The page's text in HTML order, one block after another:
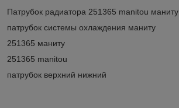
Патрубок радиатора 251365 manitou маниту
патрубок системы охлаждения маниту
251365 маниту
251365 manitou
патрубок верхний нижний